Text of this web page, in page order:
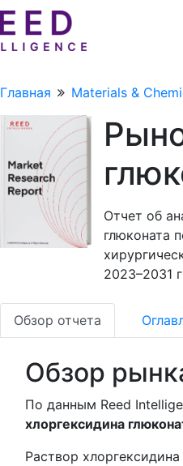
Главная Materials &
Отчет об
глюконата
2023–2031
Обзор отчета
Обзор
По данным Reed
хлоргексидина
Раствор